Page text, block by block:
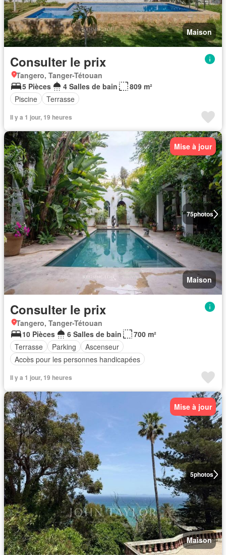
Maison
Consulter le prix
Tangero, Tanger-Tétouan
5 Pièces
4 Salles de bain
809 m²
Piscine
Terrasse
Il y a 1 jour, 19 heures
75photos
Mise à jour
Maison
Consulter le prix
Tangero, Tanger-Tétouan
10 Pièces
6 Salles de bain
700 m²
Terrasse
Parking
Ascenseur
Accès pour les personnes handicapées
Il y a 1 jour, 19 heures
5photos
Mise à jour
Maison